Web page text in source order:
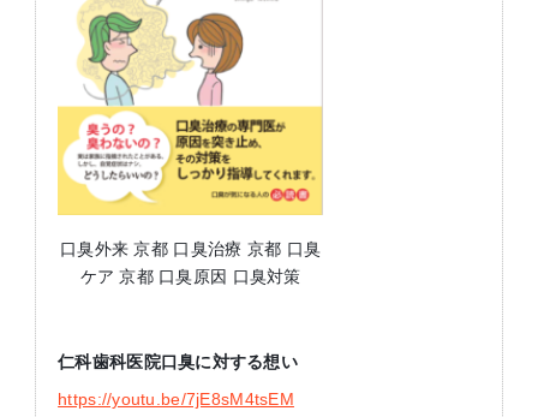
口臭外来 京都 口臭治療 京都 口臭
ケア 京都 口臭原因 口臭対策
仁科歯科医院口臭に対する想い
https://youtu.be/7jE8sM4tsEM